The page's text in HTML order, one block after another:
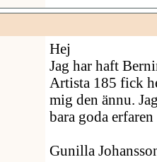
Hej
Jag har haft
Artista 185 fick
mig den ännu.
bara goda
Gunilla